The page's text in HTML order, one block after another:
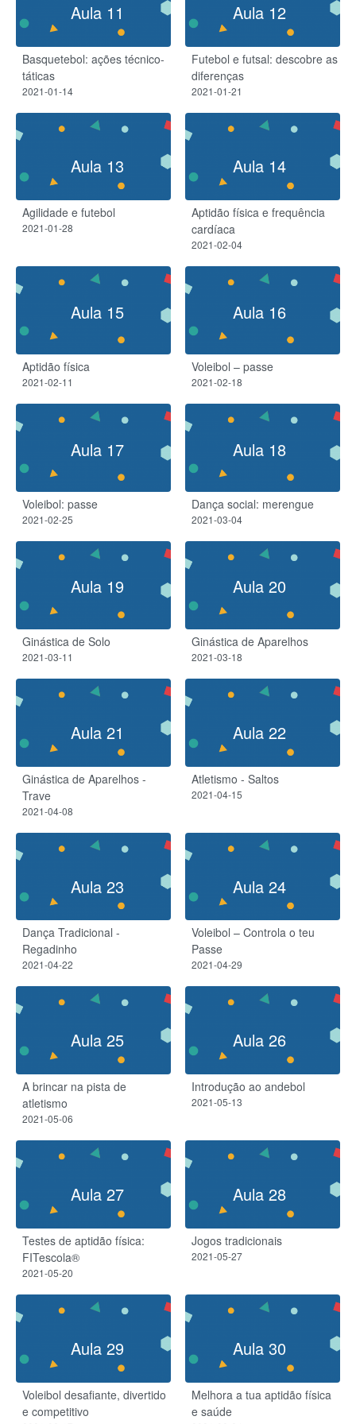
Aula 11
Basquetebol: ações técnico-
táticas
2021-01-14
Aula 12
Futebol e futsal: descobre as
diferenças
2021-01-21
Aula 13
Agilidade e futebol
2021-01-28
Aula 14
Aptidão física e frequência
cardíaca
2021-02-04
Aula 15
Aptidão física
2021-02-11
Aula 16
Voleibol – passe
2021-02-18
Aula 17
Voleibol: passe
2021-02-25
Aula 18
Dança social: merengue
2021-03-04
Aula 19
Ginástica de Solo
2021-03-11
Aula 20
Ginástica de Aparelhos
2021-03-18
Aula 21
Ginástica de Aparelhos -
Trave
2021-04-08
Aula 22
Atletismo - Saltos
2021-04-15
Aula 23
Dança Tradicional -
Regadinho
2021-04-22
Aula 24
Voleibol – Controla o teu
Passe
2021-04-29
Aula 25
A brincar na pista de
atletismo
2021-05-06
Aula 26
Introdução ao andebol
2021-05-13
Aula 27
Testes de aptidão física:
FITescola®
2021-05-20
Aula 28
Jogos tradicionais
2021-05-27
Aula 29
Voleibol desafiante, divertido
e competitivo
Aula 30
Melhora a tua aptidão física
e saúde